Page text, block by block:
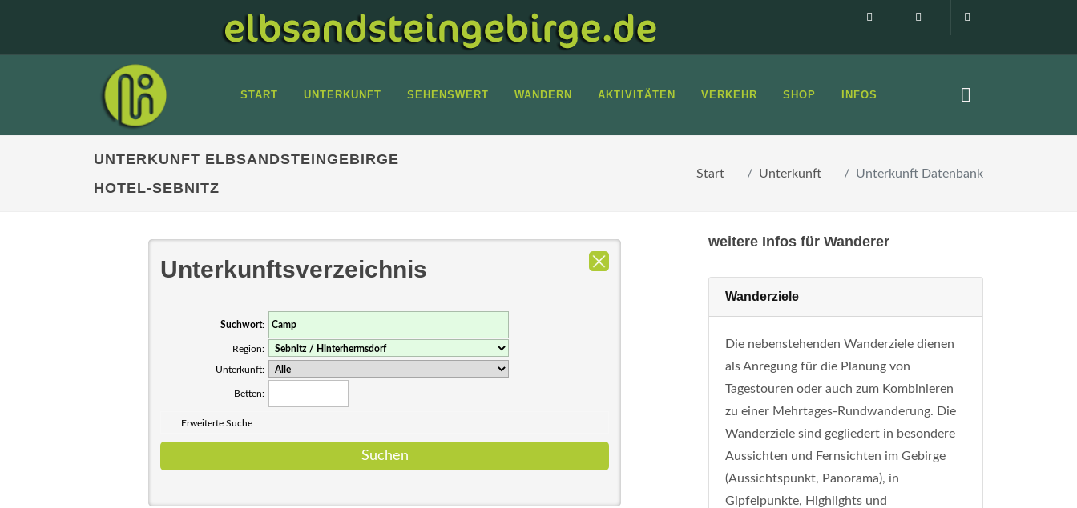
Impressum0160 99873408
START UNTERKUNFT SEHENSWERT WANDERN AKTIVITÄTEN VERKEHR SHOP INFOS
UNTERKUNFT ELBSANDSTEINGEBIRGE
HOTEL-SEBNITZ
Start Unterkunft Unterkunft Datenbank
Unterkunftsverzeichnis
Suchwort:
Region:
Unterkunft:
Betten:
Erweiterte Suche
weitere Infos für Wanderer
Wanderziele
Die nebenstehenden Wanderziele dienen
als Anregung für die Planung von
Tagestouren oder auch zum Kombinieren
zu einer Mehrtages-Rundwanderung. Die
Wanderziele sind gegliedert in besondere
Aussichten und Fernsichten im Gebirge
(Aussichtspunkt, Panorama), in
Gipfelpunkte, Highlights und